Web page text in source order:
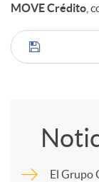
MOVE Crédito ,
C
El Grupo